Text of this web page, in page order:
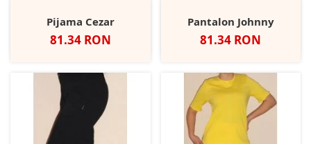
Pijama Cezar
Pret
81.34 RON
Pantalon Johnny
Pret
81.34 RON